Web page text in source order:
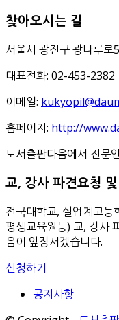
찾아오시는 길
서울시 광진구 광나루
대표전화: 02-453-
이메일:
홈페이지: http://
도서출판다음에서 전문
교, 강사 파견요청
전국대학교, 실업계고등
평생교육원등) 교, 강사
음이 앞장서겠습니다.
신청하기
공지사항